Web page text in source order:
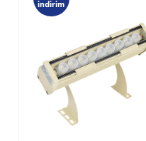
indirim
STOK SORUNUZ